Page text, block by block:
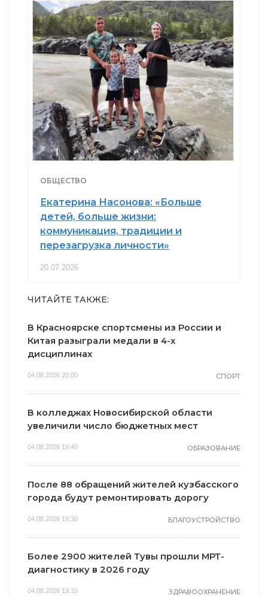
ОБЩЕСТВО
Екатерина Насонова: «Больше
детей, больше жизни:
коммуникация, традиции и
перезагрузка личности»
20.07.2026
ЧИТАЙТЕ ТАКЖЕ:
В Красноярске спортсмены из России и
Китая разыграли медали в 4-х
дисциплинах
04.08.2026 20:00 СПОРТ
В колледжах Новосибирской области
увеличили число бюджетных мест
04.08.2026 19:40 ОБРАЗОВАНИЕ
После 88 обращений жителей кузбасского
города будут ремонтировать дорогу
04.08.2026 19:30 БЛАГОУСТРОЙСТВО
Более 2900 жителей Тувы прошли МРТ-
диагностику в 2026 году
04.08.2026 19:10 ЗДРАВООХРАНЕНИЕ